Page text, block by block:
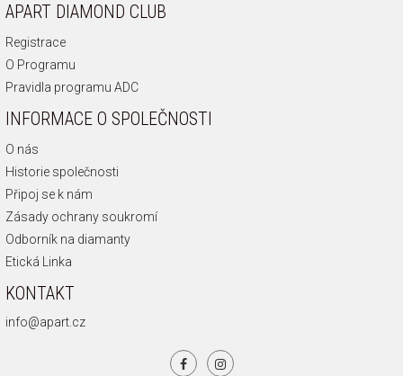
APART DIAMOND CLUB
Registrace
O Programu
Pravidla programu ADC
INFORMACE O SPOLEČNOSTI
O nás
Historie společnosti
Připoj se k nám
Zásady ochrany soukromí
Odborník na diamanty
Etická Linka
KONTAKT
info@apart.cz